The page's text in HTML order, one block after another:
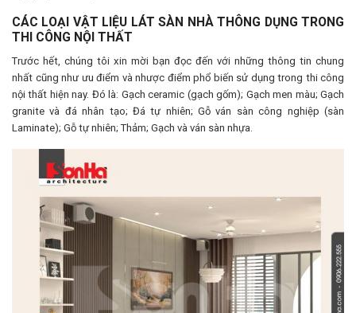
CÁC LOẠI VẬT LIỆU LÁT SÀN NHÀ THÔNG DỤNG TRONG
THI CÔNG NỘI THẤT
Trước hết, chúng tôi xin mời bạn đọc đến với những thông tin chung
nhất cũng như ưu điểm và nhược điểm phổ biến sử dụng trong thi công
nội thất hiện nay. Đó là: Gạch ceramic (gạch gốm); Gạch men màu; Gạch
granite và đá nhân tạo; Đá tự nhiên; Gỗ ván sàn công nghiệp (sàn
Laminate); Gỗ tự nhiên; Thảm; Gạch và ván sàn nhựa.